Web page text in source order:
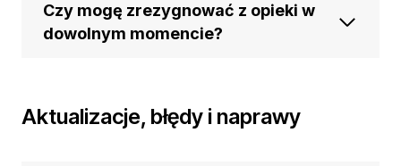
Czy mogę zrezygnować z opieki w
dowolnym momencie?
Aktualizacje, błędy i naprawy